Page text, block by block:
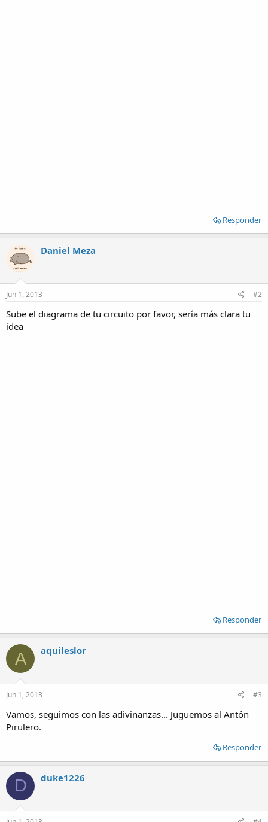
Responder
Daniel Meza
Jun 1, 2013 #2
Sube el diagrama de tu circuito por favor, sería más clara tu
idea
Responder
A aquileslor
Jun 1, 2013 #3
Vamos, seguimos con las adivinanzas... Juguemos al Antón
Pirulero.
Responder
D duke1226